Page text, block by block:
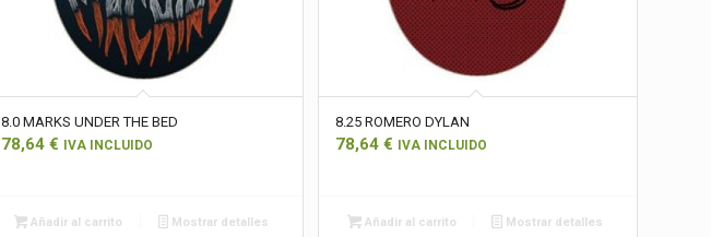
8.0 MARKS UNDER THE BED
78,64€ IVA INCLUIDO
Añadir al carrito Mostrar detalles
8.25 ROMERO DYLAN
78,64 € IVA INCLUIDO
Añadir al carrito Mostrar detalles